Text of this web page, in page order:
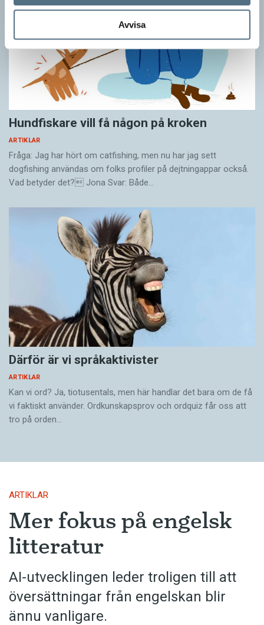
Avvisa
Hundfiskare vill få någon på kroken
ARTIKLAR
Fråga: Jag har hört om catfishing, men nu har jag sett
dogfishing användas om folks profiler på dejtningappar också.
Vad betyder det? Jona Svar: Både…
Därför är vi språkaktivister
ARTIKLAR
Kan vi ord? Ja, tiotusentals, men här handlar det bara om de få
vi faktiskt använder. Ordkunskapsprov och ordquiz får oss att
tro på orden…
ARTIKLAR
Mer fokus på engelsk
litteratur
AI-utvecklingen leder troligen till att
översättningar från engelskan blir
ännu vanligare.